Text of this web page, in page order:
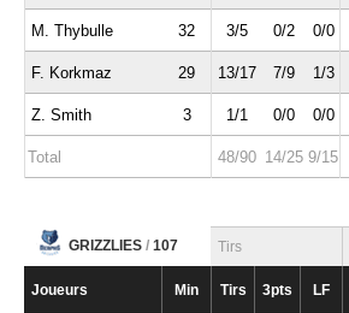
M. Thybulle 32 3/5 0/2 0/0
F. Korkmaz 29 13/17 7/9 1/3
Z. Smith 3 1/1 0/0 0/0
Total 48/90 14/25 9/15
GRIZZLIES / 107 Tirs
Joueurs Min Tirs 3pts LF